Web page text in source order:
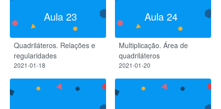
Aula 23
Quadriláteros. Relações e
regularidades
2021-01-18
Aula 24
Multiplicação. Área de
quadriláteros
2021-01-20